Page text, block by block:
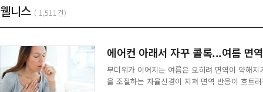
본
문
영
웰니스 목
록
( :1,511건)
목
에어컨 아래서 자꾸 콜록...여름 면
무더위가 이어지는 여름은 오히려 면역이 약해
을 조절하는 자율신경이 지쳐 면역 반응이 흐트